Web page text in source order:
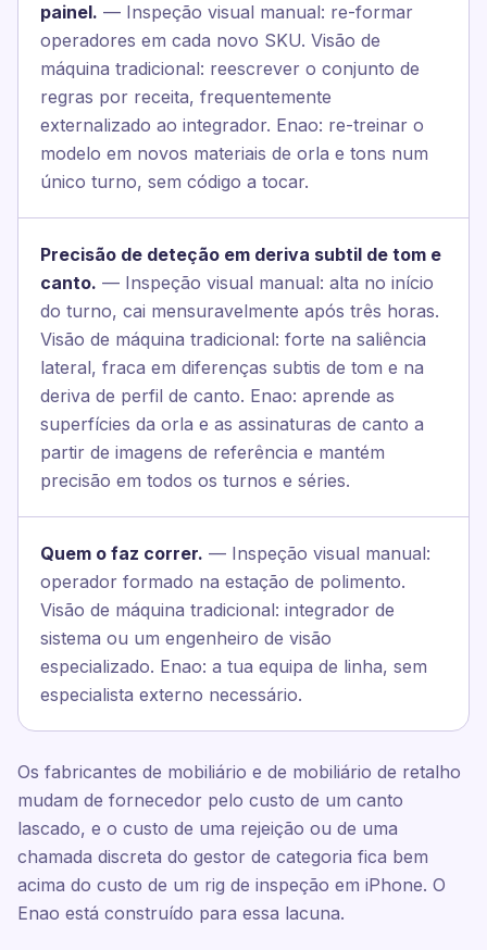
painel. — Inspeção visual manual: re-formar
operadores em cada novo SKU. Visão de
máquina tradicional: reescrever o conjunto de
regras por receita, frequentemente
externalizado ao integrador. Enao: re-treinar o
modelo em novos materiais de orla e tons num
único turno, sem código a tocar.
Precisão de deteção em deriva subtil de tom e
canto. — Inspeção visual manual: alta no início
do turno, cai mensuravelmente após três horas.
Visão de máquina tradicional: forte na saliência
lateral, fraca em diferenças subtis de tom e na
deriva de perfil de canto. Enao: aprende as
superfícies da orla e as assinaturas de canto a
partir de imagens de referência e mantém
precisão em todos os turnos e séries.
Quem o faz correr. — Inspeção visual manual:
operador formado na estação de polimento.
Visão de máquina tradicional: integrador de
sistema ou um engenheiro de visão
especializado. Enao: a tua equipa de linha, sem
especialista externo necessário.
Os fabricantes de mobiliário e de mobiliário de retalho
mudam de fornecedor pelo custo de um canto
lascado, e o custo de uma rejeição ou de uma
chamada discreta do gestor de categoria fica bem
acima do custo de um rig de inspeção em iPhone. O
Enao está construído para essa lacuna.